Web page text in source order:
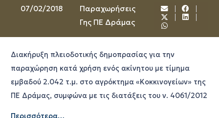
07/02/2018
Παραχωρήσεις
Γης ΠΕ Δράμας
Διακήρυξη πλειοδοτικής δημοπρασίας για την
παραχώρηση κατά χρήση ενός ακίνητου με τίμημα
εμβαδού 2.042 τ.μ. στο αγρόκτημα «Κοκκινογείων» της
ΠΕ Δράμας, συμφώνα με τις διατάξεις του ν. 4061/2012
Περισσότερα…